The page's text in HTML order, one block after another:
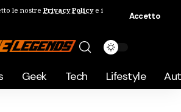
le nostre Privacy Policye i
Accetto
Geek Tech Lifestyle